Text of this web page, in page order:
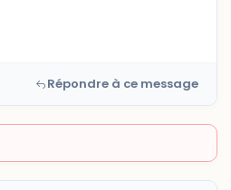
Répondre à ce message